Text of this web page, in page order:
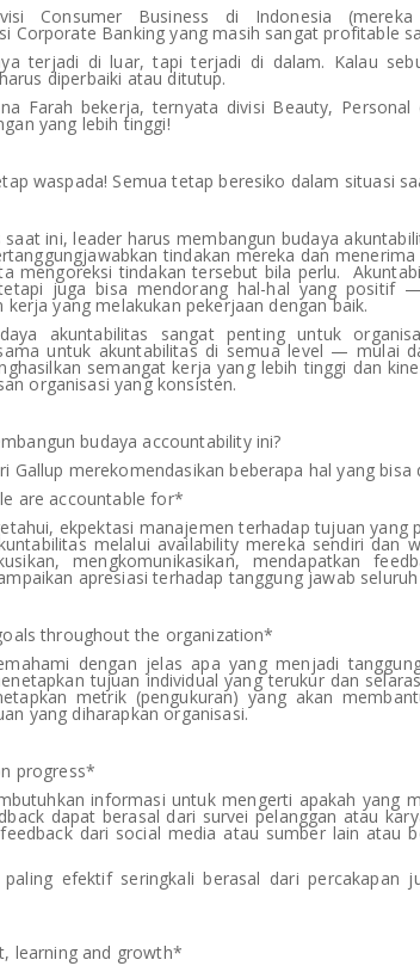
Consumer Business di Indonesia
Corporate Banking yang masih sangat profitable
terjadi di luar, tapi terjadi di dalam. Kalau
diperbaiki atau ditutup.
Farah bekerja, ternyata divisi Beauty,
yang lebih tinggi!
waspada! Semua tetap beresiko dalam situasi
saat ini, leader harus membangun budaya
tindakan mereka dan
mengoreksi tindakan tersebut bila perlu.
juga bisa mendorang hal-hal yang positif
kerja yang melakukan pekerjaan dengan baik.
akuntabilitas sangat penting untuk
untuk akuntabilitas di semua level — mulai
semangat kerja yang lebih tinggi dan
organisasi yang konsisten.
budaya accountability ini?
Gallup merekomendasikan beberapa hal yang bisa
are accountable for*
ekpektasi manajemen terhadap tujuan yang
melalui availability mereka sendiri dan
mengkomunikasikan, mendapatkan
apresiasi terhadap tanggung jawab
throughout the organization*
dengan jelas apa yang menjadi
tujuan individual yang terukur dan
metrik (pengukuran) yang akan
yang diharapkan organisasi.
progress*
informasi untuk mengerti apakah yang
dapat berasal dari survei pelanggan atau
dari social media atau sumber lain atau
paling efektif seringkali berasal dari percakapan
learning and growth*